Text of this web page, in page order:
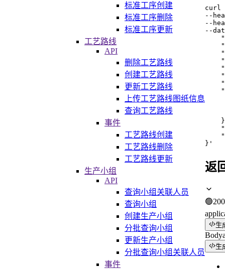
标准工序创建
标准工序删除
标准工序更新
工艺路线
API
删除工艺路线
创建工艺路线
更新工艺路线
上传工艺路线图纸信息
查询工艺路线
事件
工艺路线创建
工艺路线删除
工艺路线更新
生产小组
API
查询小组关联人员
查询小组
创建生产小组
分批查询小组
更新生产小组
分批查询小组关联人员
事件
curl
--
--
--
}'
返
🟢200
生
Body
生